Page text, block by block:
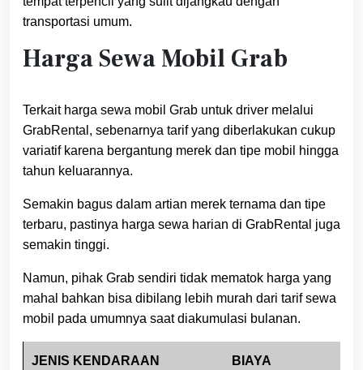
transportasi umum.
Harga Sewa Mobil Grab
Terkait harga sewa mobil Grab untuk driver melalui
GrabRental, sebenarnya tarif yang diberlakukan cukup
variatif karena bergantung merek dan tipe mobil hingga
tahun keluarannya.
Semakin bagus dalam artian merek ternama dan tipe
terbaru, pastinya harga sewa harian di GrabRental juga
semakin tinggi.
Namun, pihak Grab sendiri tidak mematok harga yang
mahal bahkan bisa dibilang lebih murah dari tarif sewa
mobil pada umumnya saat diakumulasi bulanan.
JENIS KENDARAAN
BIAYA